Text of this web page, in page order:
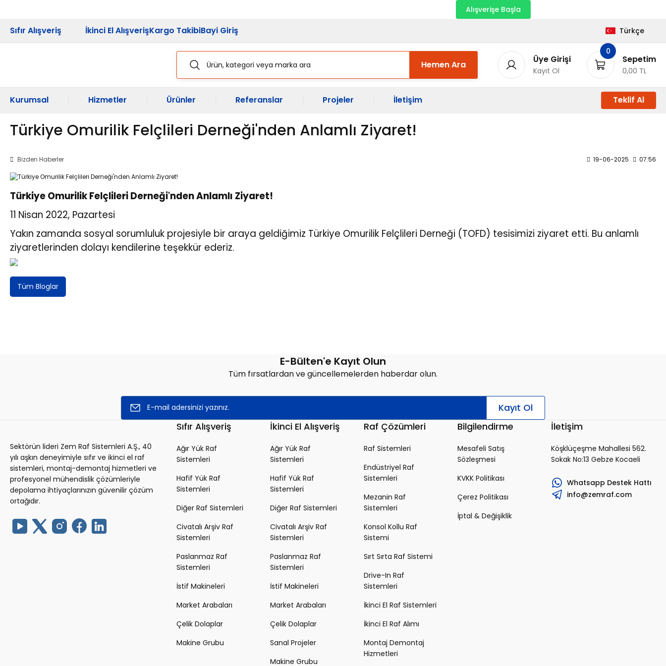
Alışverişe Başla
Sıfır Alışveriş İkinci El AlışverişKargo TakibiBayi Giriş Türkçe
Hemen Ara Üye Girişi
Kayıt Ol
0
Sepetim
0,00 TL
Kurumsal Hizmetler Ürünler Referanslar Projeler İletişim Teklif Al
Türkiye Omurilik Felçlileri Derneği'nden Anlamlı Ziyaret!
Bizden Haberler 19-06-2025 07:56
Türkiye Omurilik Felçlileri Derneği'nden Anlamlı Ziyaret!
11 Nisan 2022, Pazartesi
Yakın zamanda sosyal sorumluluk projesiyle bir araya geldiğimiz Türkiye Omurilik Felçlileri Derneği (TOFD) tesisimizi ziyaret etti. Bu anlamlı
ziyaretlerinden dolayı kendilerine teşekkür ederiz.
Tüm Bloglar
E-Bülten'e Kayıt Olun
Tüm fırsatlardan ve güncellemelerden haberdar olun.
Kayıt Ol
Sektörün lideri Zem Raf Sistemleri A.Ş., 40
yılı aşkın deneyimiyle sıfır ve ikinci el raf
sistemleri, montaj-demontaj hizmetleri ve
profesyonel mühendislik çözümleriyle
depolama ihtiyaçlarınızın güvenilir çözüm
ortağıdır.
Sıfır Alışveriş
Ağır Yük Raf
Sistemleri
Hafif Yük Raf
Sistemleri
Diğer Raf Sistemleri
Civatalı Arşiv Raf
Sistemleri
Paslanmaz Raf
Sistemleri
İstif Makineleri
Market Arabaları
Çelik Dolaplar
Makine Grubu
İkinci El Alışveriş
Ağır Yük Raf
Sistemleri
Hafif Yük Raf
Sistemleri
Diğer Raf Sistemleri
Civatalı Arşiv Raf
Sistemleri
Paslanmaz Raf
Sistemleri
İstif Makineleri
Market Arabaları
Çelik Dolaplar
Sanal Projeler
Makine Grubu
Raf Çözümleri
Raf Sistemleri
Endüstriyel Raf
Sistemleri
Mezanin Raf
Sistemleri
Konsol Kollu Raf
Sistemi
Sırt Sırta Raf Sistemi
Drive-In Raf
Sistemleri
İkinci El Raf Sistemleri
İkinci El Raf Alımı
Montaj Demontaj
Hizmetleri
Bilgilendirme
Mesafeli Satış
Sözleşmesi
KVKK Politikası
Çerez Politikası
İptal & Değişiklik
İletişim
Köşklüçeşme Mahallesi 562.
Sokak No:13 Gebze Kocaeli
Whatsapp Destek Hattı
info@zemraf.com